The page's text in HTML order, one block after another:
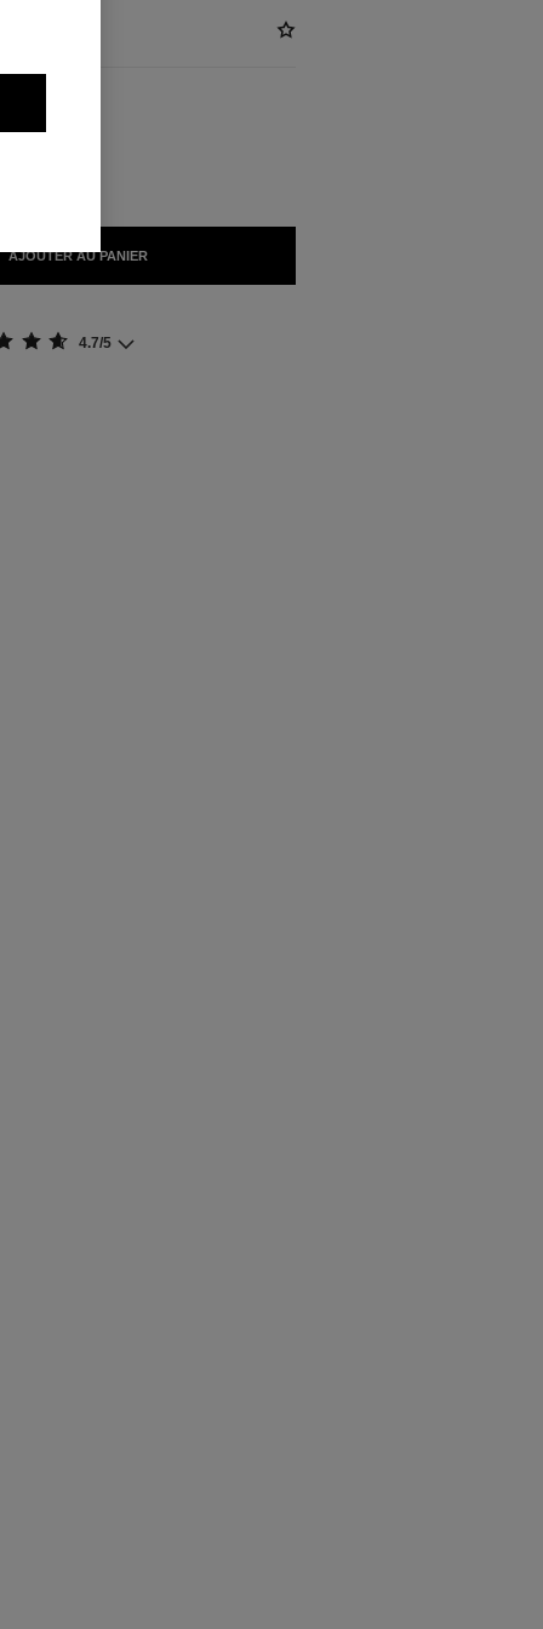
AJOUTER AU PANIER
4.7/5